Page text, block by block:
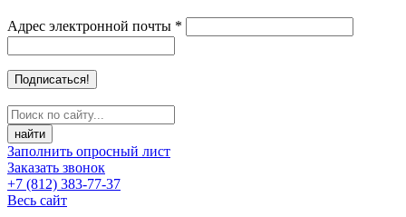
Адрес электронной почты *
найти
Заполнить опросный лист
Заказать звонок
+7 (812) 383-77-37
Весь сайт